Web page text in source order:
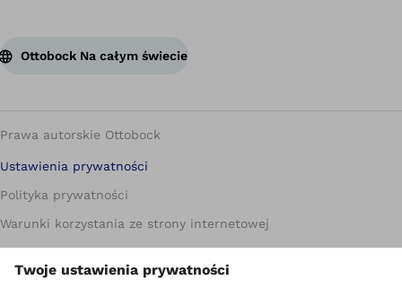
Ottobock Na całym świecie
Prawa autorskie Ottobock
Ustawienia prywatności
Polityka prywatności
Warunki korzystania ze strony internetowej
Metryczka
Compliance